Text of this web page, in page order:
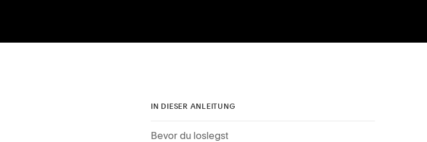
IN DIESER ANLEITUNG
Bevor du loslegst